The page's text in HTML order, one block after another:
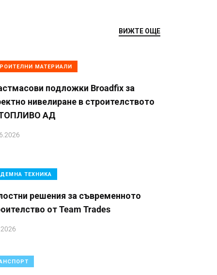
ВИЖТЕ ОЩЕ
МАТЕРИАЛИ
подложки Broadfix за
нивелиране в строителството
АД
ТЕХНИКА
решения за съвременното
от Team Trades